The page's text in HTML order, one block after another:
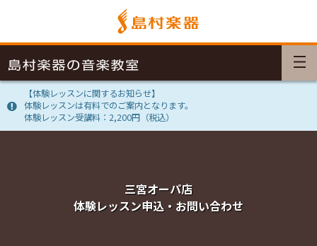
【体験レッスンに関するお知らせ】
体験レッスンは有料でのご案内となります。
体験レッスン受講料：2,200円（税込）
三宮オーパ店
体験レッスン申込・お問い合わせ